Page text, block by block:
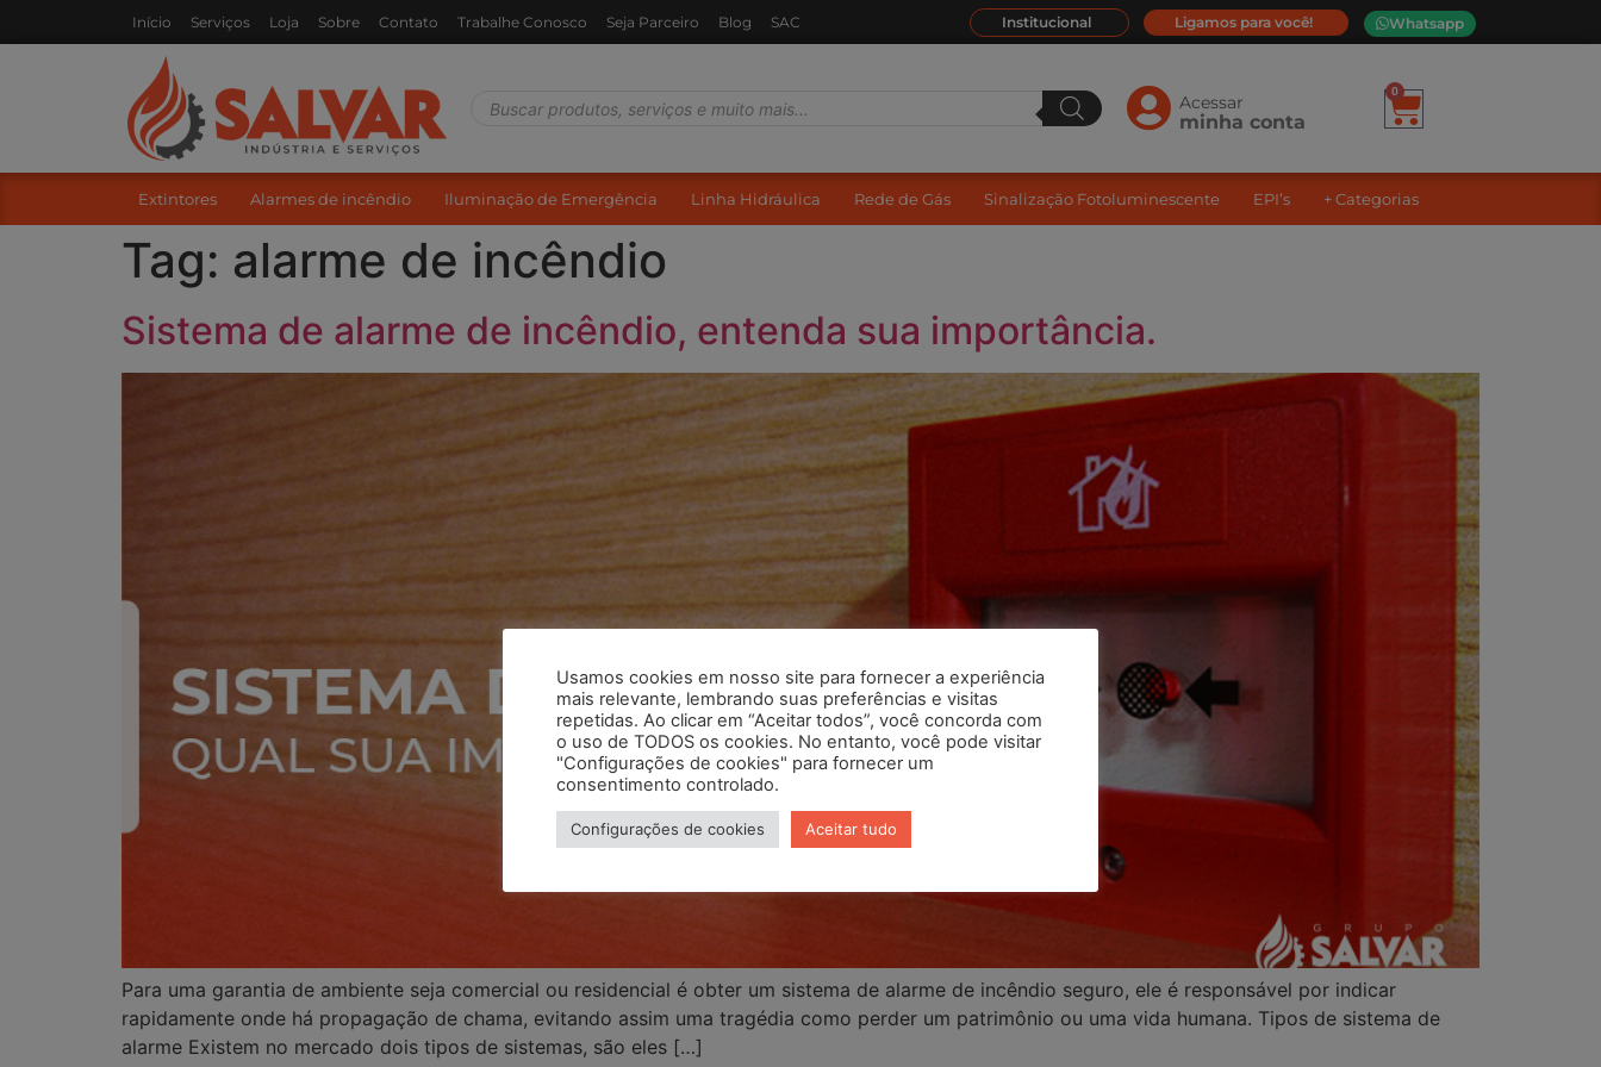
Início Serviços Loja Sobre Contato Trabalhe Conosco Seja Parceiro Blog SAC Institucional Ligamos para você! Whatsapp
Acessar
minha conta
0
Extintores Alarmes de incêndio Iluminação de Emergência Linha Hidráulica Rede de Gás Sinalização Fotoluminescente EPI’s + Categorias
Tag: alarme de incêndio
Sistema de alarme de incêndio, entenda sua importância.
Para uma garantia de ambiente seja comercial ou residencial é obter um sistema de alarme de incêndio seguro, ele é responsável por indicar
rapidamente onde há propagação de chama, evitando assim uma tragédia como perder um patrimônio ou uma vida humana. Tipos de sistema de
alarme Existem no mercado dois tipos de sistemas, são eles […]
Usamos cookies em nosso site para fornecer a experiência
mais relevante, lembrando suas preferências e visitas
repetidas. Ao clicar em “Aceitar todos”, você concorda com
o uso de TODOS os cookies. No entanto, você pode visitar
"Configurações de cookies" para fornecer um
consentimento controlado.
Configurações de cookies Aceitar tudo